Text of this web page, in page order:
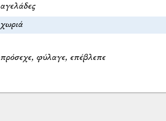
αγελάδες
χωριά
πρόσεχε, φύλαγε, επέβλεπε